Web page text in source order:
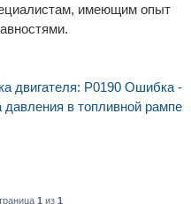
имеющим опыт
двигателя: P0190 Ошибка -
давления в топливной рампе
1 из 1